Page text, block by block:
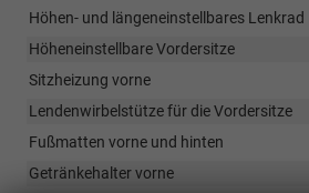
Höhen- und längeneinstellbares Lenkrad
Höheneinstellbare Vordersitze
Sitzheizung vorne
Lendenwirbelstütze für die Vordersitze
Fußmatten vorne und hinten
Getränkehalter vorne